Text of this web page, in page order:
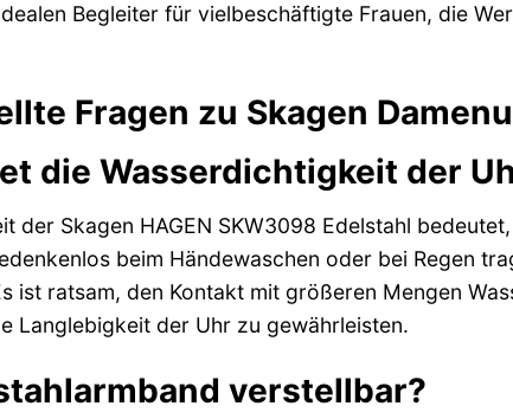
Begleiter für vielbeschäftigte Frauen, die
Fragen zu Skagen
die Wasserdichtigkeit der
der Skagen HAGEN SKW3098 Edelstahl
beim Händewaschen oder bei Regen
ist ratsam, den Kontakt mit größeren Mengen
Langlebigkeit der Uhr zu gewährleisten.
verstellbar?